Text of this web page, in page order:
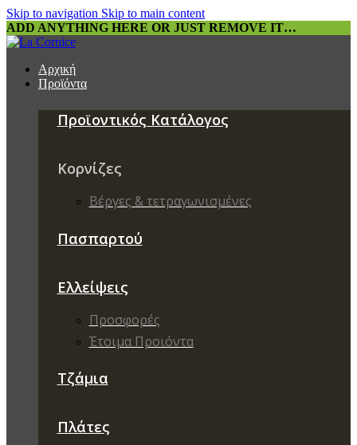
Skip to navigation Skip to main content
ADD ANYTHING HERE OR JUST REMOVE IT…
Αρχική
Προϊόντα
Προϊοντικός Κατάλογος
Κορνίζες
Βέργες & τετραγωνισμένες
Πασπαρτού
Ελλείψεις
Προσφορές
Έτοιμα Προιόντα
Τζάμια
Πλάτες